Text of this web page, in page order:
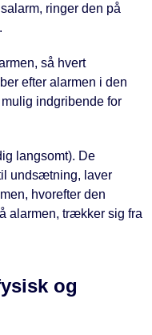
ringer den på
så hvert
efter alarmen i den
indgribende for
langsomt). De
undsætning, laver
hvorefter den
alarmen, trækker sig fra
og